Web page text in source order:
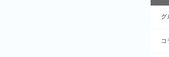
グ
コ